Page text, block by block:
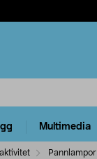
Multimedia
Pannlampor